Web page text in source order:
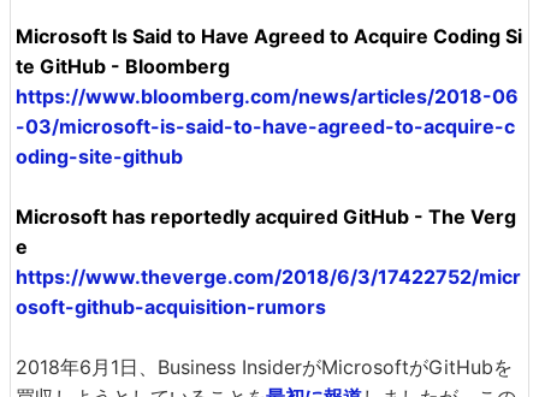
Microsoft Is Said to Have Agreed to Acquire Coding Si
te GitHub - Bloomberg
https://www.bloomberg.com/news/articles/2018-06
-03/microsoft-is-said-to-have-agreed-to-acquire-c
oding-site-github
Microsoft has reportedly acquired GitHub - The Verg
e
https://www.theverge.com/2018/6/3/17422752/micr
osoft-github-acquisition-rumors
2018年6月1日、Business InsiderがMicrosoftがGitHubを